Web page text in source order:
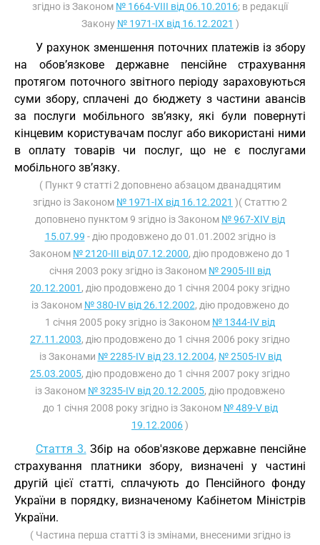
згідно із Законом № 1664-VIII від 06.10.2016; в редакції
Закону № 1971-IX від 16.12.2021 )
У рахунок зменшення поточних платежів із збору
на обов’язкове державне пенсійне страхування
протягом поточного звітного періоду зараховуються
суми збору, сплачені до бюджету з частини авансів
за послуги мобільного зв’язку, які були повернуті
кінцевим користувачам послуг або використані ними
в оплату товарів чи послуг, що не є послугами
мобільного зв’язку.
( Пункт 9 статті 2 доповнено абзацом дванадцятим
згідно із Законом № 1971-IX від 16.12.2021 )( Статтю 2
доповнено пунктом 9 згідно із Законом № 967-XIV від
15.07.99 - дію продовжено до 01.01.2002 згідно із
Законом № 2120-III від 07.12.2000, дію продовжено до 1
січня 2003 року згідно із Законом № 2905-III від
20.12.2001 , дію продовжено до 1 січня 2004 року згідно
із Законом № 380-IV від 26.12.2002, дію продовжено до
1 січня 2005 року згідно із Законом № 1344-IV від
27.11.2003, дію продовжено до 1 січня 2006 року згідно
із Законами № 2285-IV від 23.12.2004, № 2505-IV від
25.03.2005, дію продовжено до 1 січня 2007 року згідно
із Законом № 3235-IV від 20.12.2005, дію продовжено
до 1 січня 2008 року згідно із Законом № 489-V від
19.12.2006)
Стаття 3. Збір на обов'язкове державне пенсійне
страхування платники збору, визначені у частині
другій цієї статті, сплачують до Пенсійного фонду
України в порядку, визначеному Кабінетом Міністрів
України.
( Частина перша статті 3 із змінами, внесеними згідно із